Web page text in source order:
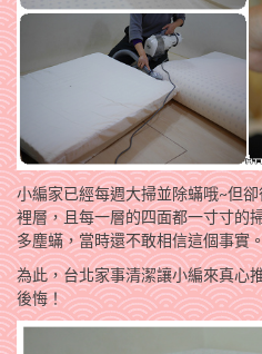
小編家已經每週大掃並除蟎哦~但
裡層，且每一層的四面都一寸寸的
多塵蟎，當時還不敢相信這個事實
為此，台北家事清潔讓小編來真心
後悔！